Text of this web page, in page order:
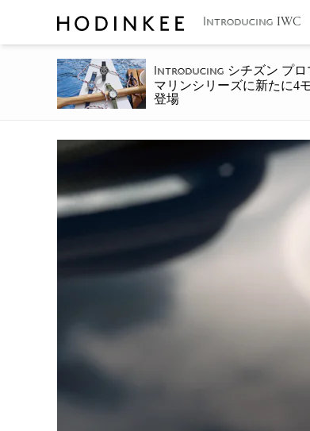
Introducing IWC
Introducing シチズン プ
マリンシリーズに新たに4
登場